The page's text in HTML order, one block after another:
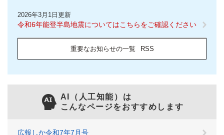
2026年3月1日更新
令和6年能登半島地震についてはこちらをご確認ください
重要なお知らせの一覧 RSS
AI（人工知能）は
こんなページをおすすめします
広報しか令和7年7月号